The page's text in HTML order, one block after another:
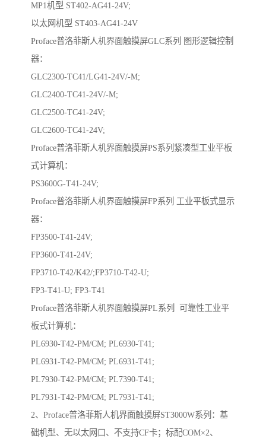
MP1机型 ST402-AG41-24V;
以太网机型 ST403-AG41-24V
Proface普洛菲斯人机界面触摸屏GLC系列 图形逻辑控制
器：
GLC2300-TC41/LG41-24V/-M;
GLC2400-TC41-24V/-M;
GLC2500-TC41-24V;
GLC2600-TC41-24V;
Proface普洛菲斯人机界面触摸屏PS系列紧凑型工业平板
式计算机：
PS3600G-T41-24V;
Proface普洛菲斯人机界面触摸屏FP系列 工业平板式显示
器：
FP3500-T41-24V;
FP3600-T41-24V;
FP3710-T42/K42/;FP3710-T42-U;
FP3-T41-U; FP3-T41
Proface普洛菲斯人机界面触摸屏PL系列 可靠性工业平
板式计算机：
PL6930-T42-PM/CM; PL6930-T41;
PL6931-T42-PM/CM; PL6931-T41;
PL7930-T42-PM/CM; PL7390-T41;
PL7931-T42-PM/CM; PL7931-T41;
2、Proface普洛菲斯人机界面触摸屏ST3000W系列：基
础机型、无以太网口、不支持CF卡；标配COM×2、